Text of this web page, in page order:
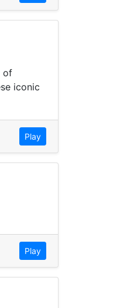
of
iconic
Play
Play